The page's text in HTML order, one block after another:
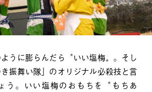
うに膨らんだら〝いい塩梅〟。そし
振舞い隊」のオリジナル必殺技と言
う。いい塩梅のおもちを〝もちあ